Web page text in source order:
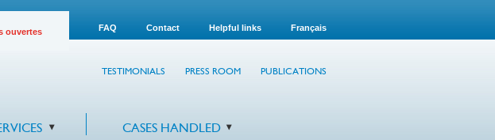
ouvertes FAQ Contact Helpful links Français
TESTIMONIALS PRESS ROOM PUBLICATIONS
CASES HANDLED